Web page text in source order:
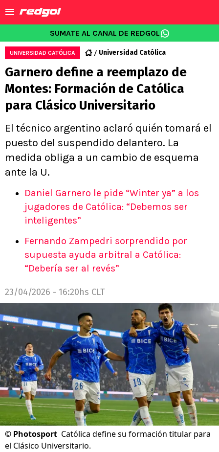
SUMATE AL CANAL DE REDGOL
UNIVERSIDAD CATÓLICA Universidad Católica
Garnero define a reemplazo de
Montes: Formación de Católica
para Clásico Universitario
El técnico argentino aclaró quién tomará el
puesto del suspendido delantero. La
medida obliga a un cambio de esquema
ante la U.
Daniel Garnero le pide “Winter ya” a los
jugadores de Católica: “Debemos ser
inteligentes”
Fernando Zampedri sorprendido por
supuesta ayuda arbitral a Católica:
“Debería ser al revés”
23/04/2026 - 16:20hs CLT
© Photosport Católica define su formación titular para
el Clásico Universitario.